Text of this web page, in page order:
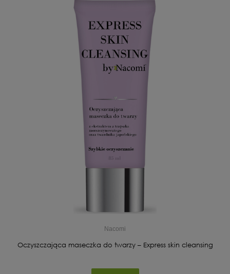
Nacomi
Oczyszczająca maseczka do twarzy – Express skin cleansing